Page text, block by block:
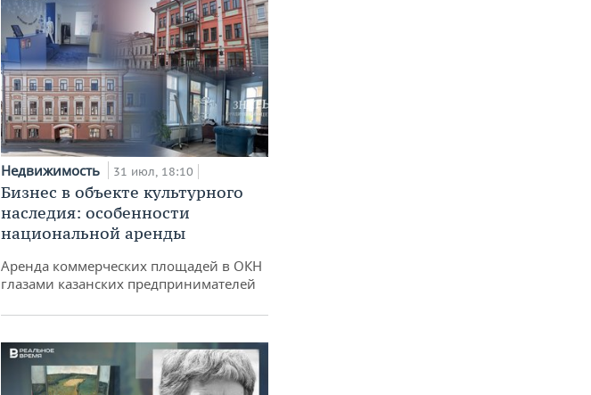
Недвижимость 31 июл, 18:10
Бизнес в объекте культурного
наследия: особенности
национальной аренды
Аренда коммерческих площадей в ОКН
глазами казанских предпринимателей